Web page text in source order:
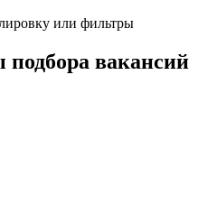
или фильтры
вакансий